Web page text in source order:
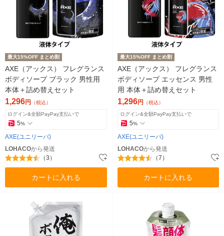
最大15%OFF まとめ割
AXE（アックス） フレグランス
ボディソープ ブラック 男性用
本体＋詰め替えセット
1,296円 （税込）
ログイン&全額PayPay支払いで
5%
AXE(ユニリーバ)
LOHACOから発送
（3）
カートに入れる
最大15%OFF まとめ割
AXE（アックス） フレグランス
ボディソープ エッセンス 男性
用 本体＋詰め替えセット
1,296円 （税込）
ログイン&全額PayPay支払いで
5%
AXE(ユニリーバ)
LOHACOから発送
（7）
カートに入れる